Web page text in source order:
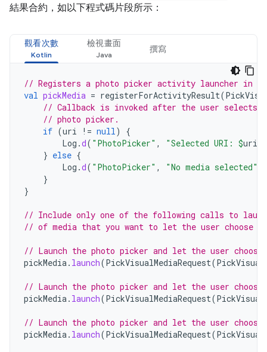
結果合約，如以下程式碼片段所示：
觀看次數 檢視畫面
撰寫
// Registers a photo picker activity launcher in
val pickMedia = registerForActivityResult(
// Callback is invoked after the user selects
// photo picker.
if (uri != null)
{
Log .d( "PhotoPicker" , "Selected URI: $uri
} else {
Log .d( "PhotoPicker" , "No media selected"
}
}
// Include only one of the following calls to
// of media that you want to let the user choose
// Launch the photo picker and let the user choose
pickMedia. launch(PickVisualMediaRequest(
// Launch the photo picker and let the user choose
pickMedia. launch(PickVisualMediaRequest(
// Launch the photo picker and let the user
pickMedia. launch(PickVisualMediaRequest(